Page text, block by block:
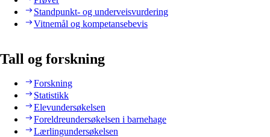
Standpunkt- og underveisvurdering
Vitnemål og kompetansebevis
Tall og forskning
Forskning
Statistikk
Elevundersøkelsen
Foreldreundersøkelsen i barnehage
Lærlingundersøkelsen